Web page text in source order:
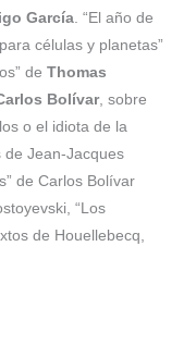
García . “El año de
para células y planetas”
deThomas
Bolívar, sobre
o el idiota de la
Jean-Jacques
de Carlos Bolívar
“Los
de Houellebecq,